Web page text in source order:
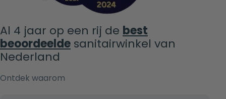
Al 4 jaar op een rij de best
beoordeelde sanitairwinkel van
Nederland
Ontdek waarom